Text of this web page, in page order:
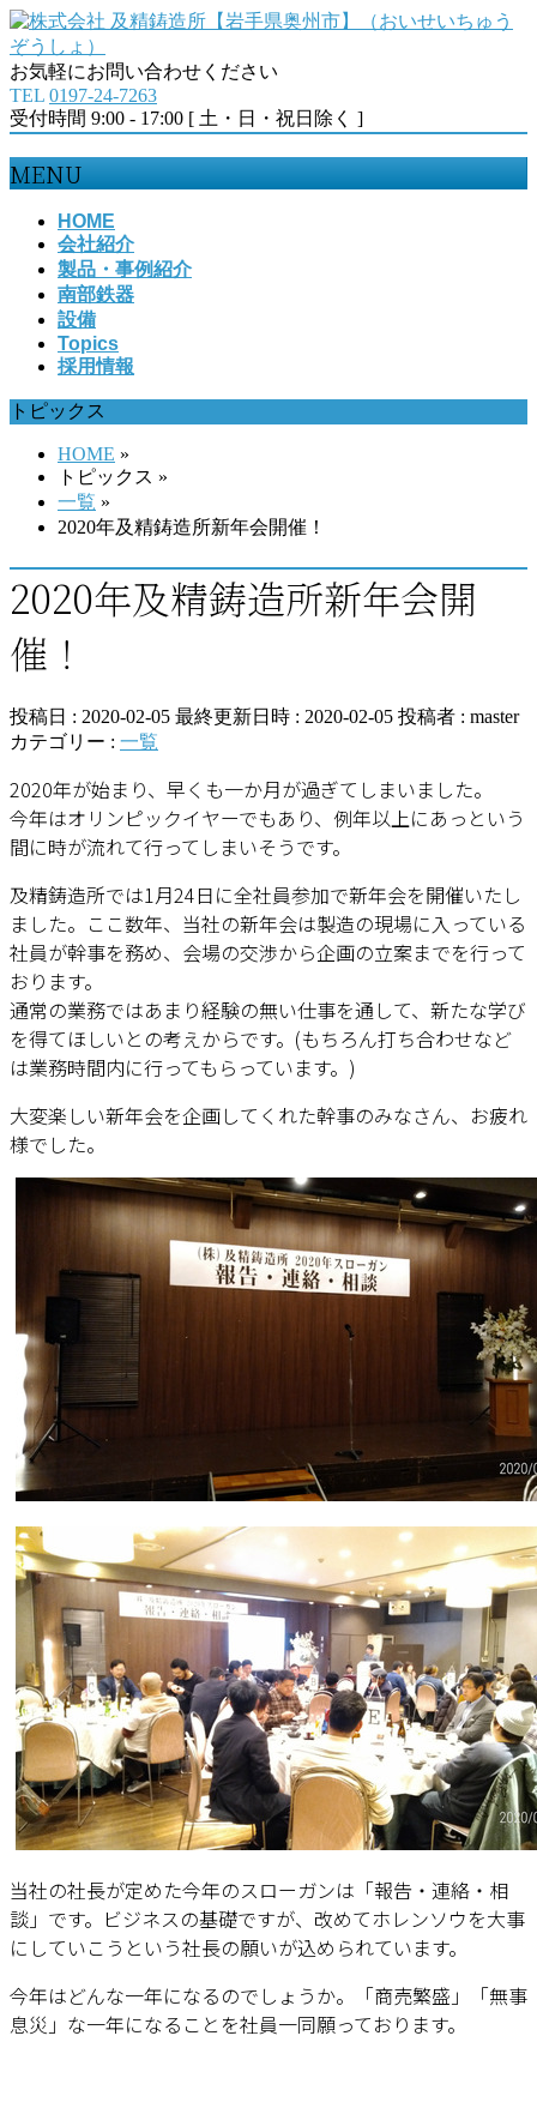
お気軽にお問い合わせください
TEL 0197-24-7263
受付時間 9:00 - 17:00 [ 土・日・祝日除く ]
MENU
す
HOME
会社紹介
製品・事例紹介
南部鉄器
設備
Topics
採用情報
トピックス
HOME »
トピックス »
一覧 »
2020年及精鋳造所新年会開催！
2020年及精鋳造所新年会開
催！
投稿日 : 2020-02-05 最終更新日時 : 2020-02-05 投稿者 : master
カテゴリー : 一覧
2020年が始まり、早くも一か月が過ぎてしまいました。
今年はオリンピックイヤーでもあり、例年以上にあっという
間に時が流れて行ってしまいそうです。
及精鋳造所では1月24日に全社員参加で新年会を開催いたし
ました。ここ数年、当社の新年会は製造の現場に入っている
社員が幹事を務め、会場の交渉から企画の立案までを行って
おります。
通常の業務ではあまり経験の無い仕事を通して、新たな学び
を得てほしいとの考えからです。(もちろん打ち合わせなど
は業務時間内に行ってもらっています。)
大変楽しい新年会を企画してくれた幹事のみなさん、お疲れ
様でした。
当社の社長が定めた今年のスローガンは「報告・連絡・相
談」です。ビジネスの基礎ですが、改めてホレンソウを大事
にしていこうという社長の願いが込められています。
今年はどんな一年になるのでしょうか。「商売繁盛」「無事
息災」な一年になることを社員一同願っております。